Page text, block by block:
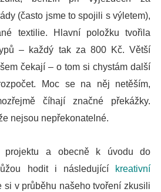
(často jsme to spojili s výletem),
textilie. H lavní položku tvořila
– každý tak za 800 Kč. Větší
čekají – o tom si chystám další
Moc se na něj netěším,
číhají značné překážky.
nejsou nepřekonatelné.
projektu a obecně k úvodu do
hodit i následující
kreativní
si v průběhu našeho tvoření zkusili